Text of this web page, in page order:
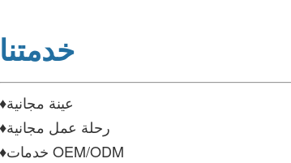
خدمتنا
♦عينة مجانية
♦رحلة عمل مجانية
♦خدمات OEM/ODM